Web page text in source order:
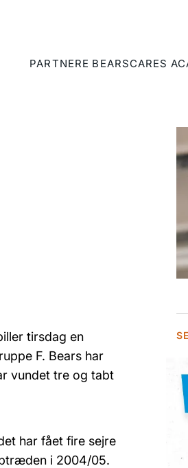
PARTNERE BEARSCARES
tirsdag en
F. Bears har
vundet tre og tabt
har fået fire sejre
i 2004/05.